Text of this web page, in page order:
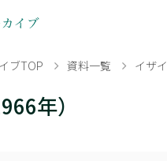
ブTOP 資料一覧 イザ
年）